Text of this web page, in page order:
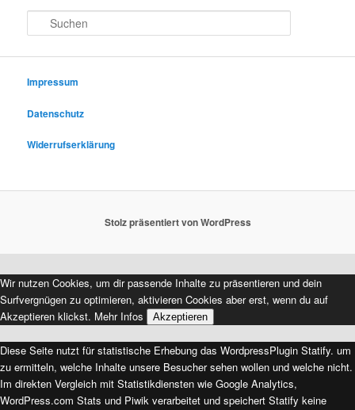
u
e
Impressum
Datenschutz
Widerrufserklärung
Stolz präsentiert von WordPress
Wir nutzen Cookies, um dir passende Inhalte zu präsentieren und dein
Surfvergnügen zu optimieren, aktivieren Cookies aber erst, wenn du auf
Akzeptieren klickst. Mehr Infos Akzeptieren
Diese Seite nutzt für statistische Erhebung das WordpressPlugin Statify. um
zu ermitteln, welche Inhalte unsere Besucher sehen wollen und welche nicht.
Im direkten Vergleich mit Statistikdiensten wie Google Analytics,
WordPress.com Stats und Piwik verarbeitet und speichert Statify keine